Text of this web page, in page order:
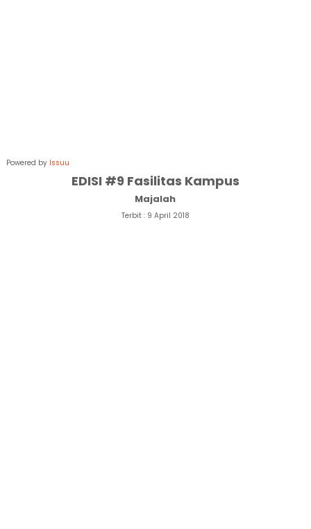
Powered by Issuu
EDISI #9 Fasilitas Kampus
Majalah
Terbit : 9 April 2018